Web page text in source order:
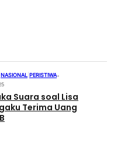
NASIONAL PERISTIWA•
Suara soal Lisa
Terima Uang